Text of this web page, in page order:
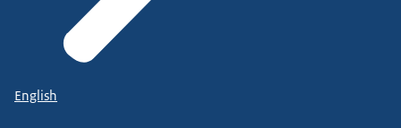
English